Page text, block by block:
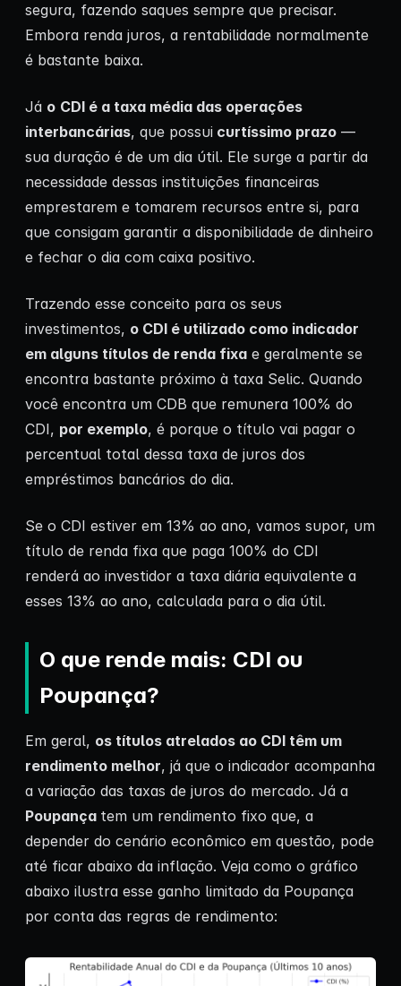
segura, fazendo saques sempre que precisar.
Embora renda juros, a rentabilidade normalmente
é bastante baixa.
Já o CDI é a taxa média das operações
interbancárias, que possui curtíssimo prazo —
sua duração é de um dia útil. Ele surge a partir da
necessidade dessas instituições financeiras
emprestarem e tomarem recursos entre si, para
que consigam garantir a disponibilidade de dinheiro
e fechar o dia com caixa positivo.
Trazendo esse conceito para os seus
investimentos, o CDI é utilizado como indicador
em alguns títulos de renda fixa e geralmente se
encontra bastante próximo à taxa Selic. Quando
você encontra um CDB que remunera 100% do
CDI, por exemplo, é porque o título vai pagar o
percentual total dessa taxa de juros dos
empréstimos bancários do dia.
Se o CDI estiver em 13% ao ano, vamos supor, um
título de renda fixa que paga 100% do CDI
renderá ao investidor a taxa diária equivalente a
esses 13% ao ano, calculada para o dia útil.
O que rende mais: CDI ou
Poupança?
Em geral, os títulos atrelados ao CDI têm um
rendimento melhor, já que o indicador acompanha
a variação das taxas de juros do mercado. Já a
Poupança tem um rendimento fixo que, a
depender do cenário econômico em questão, pode
até ficar abaixo da inflação. Veja como o gráfico
abaixo ilustra esse ganho limitado da Poupança
por conta das regras de rendimento: